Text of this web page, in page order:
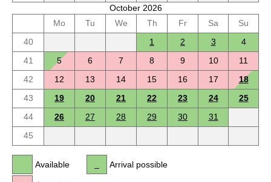
October 2026
Mo
Tu We Th Fr Sa
Su
40
1 2 3
4
41
5 6 7 8 9 10
11
42
12 13 14 15 16 17
18
43
19 20 21 22 23 24
25
44
26 27 28 29 30
31
45
Available Arrival possible